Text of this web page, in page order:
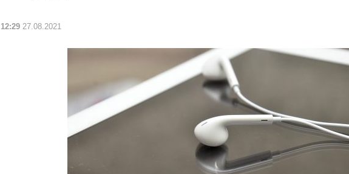
12:29 27.08.2021